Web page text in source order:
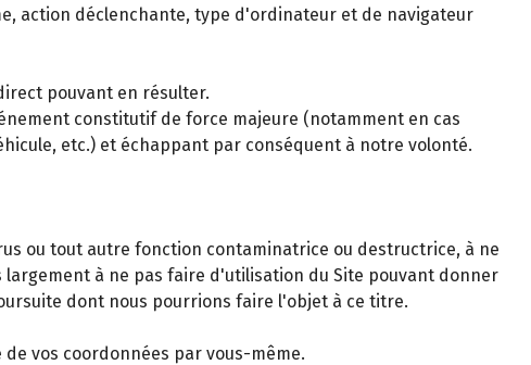
action déclenchante, type d'ordinateur et de navigateur
pouvant en résulter.
constitutif de force majeure (notamment en cas
etc.) et échappant par conséquent à notre volonté.
ou tout autre fonction contaminatrice ou destructrice, à ne
à ne pas faire d'utilisation du Site pouvant donner
dont nous pourrions faire l'objet à ce titre.
vos coordonnées par vous-même.